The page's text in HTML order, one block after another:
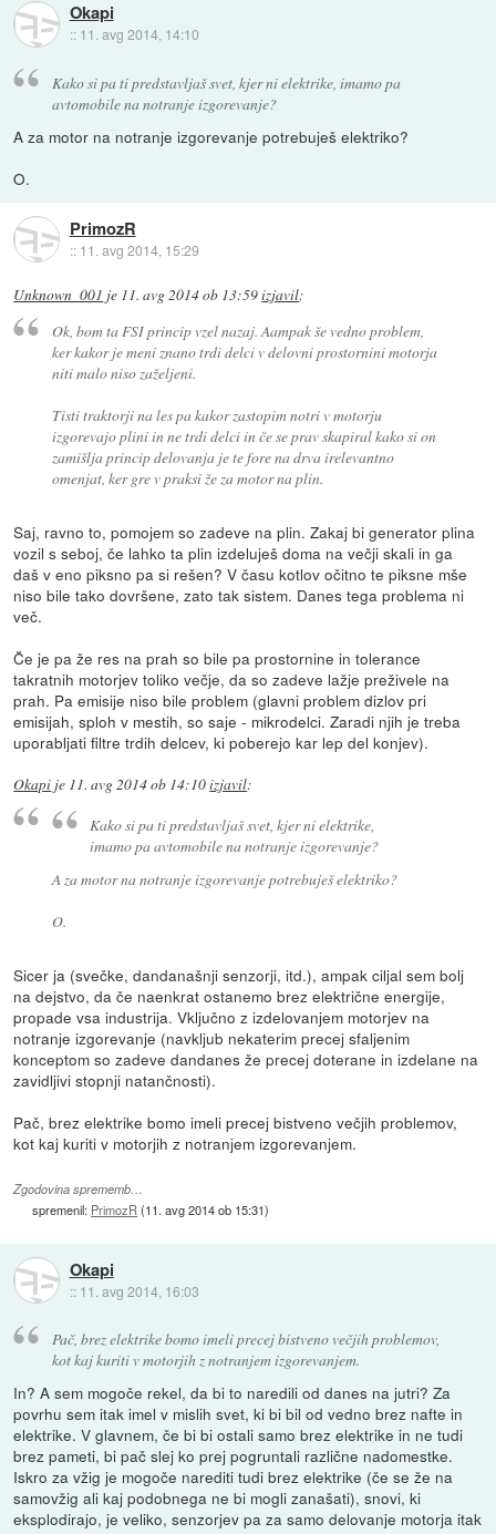
Okapi
:: 11. avg 2014, 14:10
Kako si pa ti predstavljaš svet, kjer ni elektrike, imamo pa
avtomobile na notranje izgorevanje?
A za motor na notranje izgorevanje potrebuješ elektriko?
O.
PrimozR
:: 11. avg 2014, 15:29
Unknown_001 je 11. avg 2014 ob 13:59izjavil:
Ok, bom ta FSI princip vzel nazaj. Aampak še vedno problem,
ker kakor je meni znano trdi delci v delovni prostornini motorja
niti malo niso zaželjeni.
Tisti traktorji na les pa kakor zastopim notri v motorju
izgorevajo plini in ne trdi delci in če se prav skapiral kako si on
zamišlja princip delovanja je te fore na drva irelevantno
omenjat, ker gre v praksi že za motor na plin.
Saj, ravno to, pomojem so zadeve na plin. Zakaj bi generator plina
vozil s seboj, če lahko ta plin izdeluješ doma na večji skali in ga
daš v eno piksno pa si rešen? V času kotlov očitno te piksne mše
niso bile tako dovršene, zato tak sistem. Danes tega problema ni
več.
Če je pa že res na prah so bile pa prostornine in tolerance
takratnih motorjev toliko večje, da so zadeve lažje preživele na
prah. Pa emisije niso bile problem (glavni problem dizlov pri
emisijah, sploh v mestih, so saje - mikrodelci. Zaradi njih je treba
uporabljati filtre trdih delcev, ki poberejo kar lep del konjev).
Okapi je 11. avg 2014 ob 14:10izjavil:
Kako si pa ti predstavljaš svet, kjer ni elektrike,
imamo pa avtomobile na notranje izgorevanje?
A za motor na notranje izgorevanje potrebuješ elektriko?
O.
Sicer ja (svečke, dandanašnji senzorji, itd.), ampak ciljal sem bolj
na dejstvo, da če naenkrat ostanemo brez električne energije,
propade vsa industrija. Vključno z izdelovanjem motorjev na
notranje izgorevanje (navkljub nekaterim precej sfaljenim
konceptom so zadeve dandanes že precej doterane in izdelane na
zavidljivi stopnji natančnosti).
Pač, brez elektrike bomo imeli precej bistveno večjih problemov,
kot kaj kuriti v motorjih z notranjem izgorevanjem.
Zgodovina sprememb…
spremenil: PrimozR (11. avg 2014 ob 15:31)
Okapi
:: 11. avg 2014, 16:03
Pač, brez elektrike bomo imeli precej bistveno večjih problemov,
kot kaj kuriti v motorjih z notranjem izgorevanjem.
In? A sem mogoče rekel, da bi to naredili od danes na jutri? Za
povrhu sem itak imel v mislih svet, ki bi bil od vedno brez nafte in
elektrike. V glavnem, če bi bi ostali samo brez elektrike in ne tudi
brez pameti, bi pač slej ko prej pogruntali različne nadomestke.
Iskro za vžig je mogoče narediti tudi brez elektrike (če se že na
samovžig ali kaj podobnega ne bi mogli zanašati), snovi, ki
eksplodirajo, je veliko, senzorjev pa za samo delovanje motorja itak